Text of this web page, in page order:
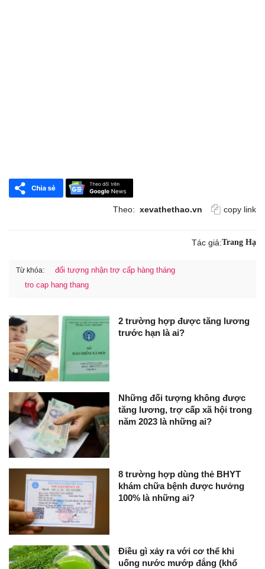
Theo: xevathethao.vn copy link
Tác giả:Trang Hạ
Từ khóa:
đối tượng nhận trợ cấp hàng tháng
tro cap hang thang
2 trường hợp được tăng lương
trước hạn là ai?
Những đối tượng không được
tăng lương, trợ cấp xã hội trong
năm 2023 là những ai?
8 trường hợp dùng thẻ BHYT
khám chữa bệnh được hưởng
100% là những ai?
Điều gì xảy ra với cơ thể khi
uống nước mướp đắng (khổ